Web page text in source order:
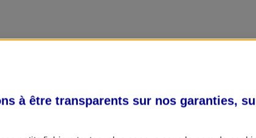
à être transparents sur nos garanties,